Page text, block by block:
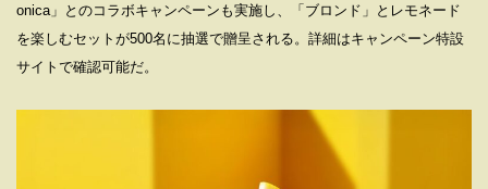
onica」とのコラボキャンペーンも実施し、「ブロンド」とレモネード
を楽しむセットが500名に抽選で贈呈される。詳細はキャンペーン特設
サイトで確認可能だ。